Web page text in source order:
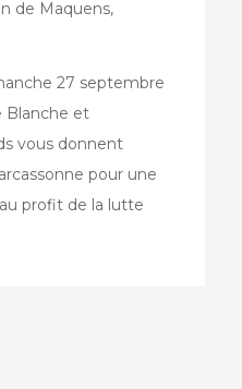
de Maquens,
27 septembre
Blanche et
vous donnent
pour une
profit de la lutte